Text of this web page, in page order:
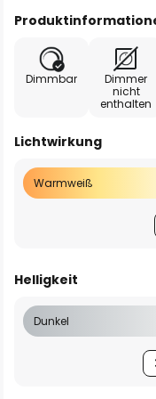
Dimmbar
Dimmer
nicht
enthalten
Lichtwirkung
Warmweiß
Helligkeit
Dunkel